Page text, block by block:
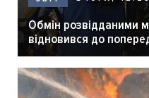
Обмін розвідданими
відновився до